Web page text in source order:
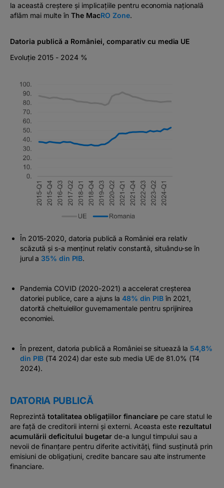
la această creștere și implicațiile pentru economia națională
aflăm mai multe în The MacRO Zone.
Datoria publică a României, comparativ cu media UE
Evoluție 2015 - 2024 %
În 2015-2020, datoria publică a României era relativ
scăzută și s-a menținut relativ constantă, situându-se în
jurul a 35% din PIB.
Pandemia COVID (2020-2021) a accelerat creșterea
datoriei publice, care a ajuns la 48% din PIBîn 2021,
datorită cheltuielilor guvernamentale pentru sprijinirea
economiei.
În prezent, datoria publică a României se situează la 54,8%
din PIB (T4 2024) dar este sub media UE de 81.0% (T4
2024).
DATORIA PUBLICĂ
Reprezintă totalitatea obligațiilor financiarepe care statul le
are față de creditorii interni și externi. Aceasta este rezultatul
acumulării deficitului bugetarde-a lungul timpului sau a
nevoii de finanțare pentru diferite activități, fiind susținută prin
emisiuni de obligațiuni, credite bancare sau alte instrumente
financiare.